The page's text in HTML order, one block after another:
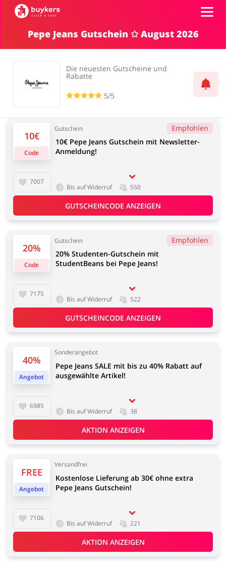
Kategorien
Essen & Trinken Beauty & Gesundheit
Kfz
Bürobedarf &
Schreibwaren
Sport & Hobby Schmuck & Uhren
Blumen & Geschenke
Elektronik Tierbedarf
Dienstleistungen,
Finanzen &
Kinderartikel & Spielzeug
Einloggen
Pepe Jeans Gutschein ✩ August 2026
Die neuesten Gutscheine und
Rabatte
5/5
10€
Code
Gutschein Empfohlen
7007
10€ Pepe Jeans Gutschein mit Newsletter-
Anmeldung!
Bis auf Widerruf 550
GUTSCHEINCODE ANZEIGEN
20%
Code
Gutschein Empfohlen
7175
20% Studenten-Gutschein mit
StudentBeans bei Pepe Jeans!
Bis auf Widerruf 522
GUTSCHEINCODE ANZEIGEN
40%
Angebot
Sonderangebot
6985
Pepe Jeans SALE mit bis zu 40% Rabatt auf
ausgewählte Artikel!
Bis auf Widerruf 38
AKTION ANZEIGEN
FREE
Angebot
Versandfrei
7106
Kostenlose Lieferung ab 30€ ohne extra
Pepe Jeans Gutschein!
Bis auf Widerruf 221
AKTION ANZEIGEN